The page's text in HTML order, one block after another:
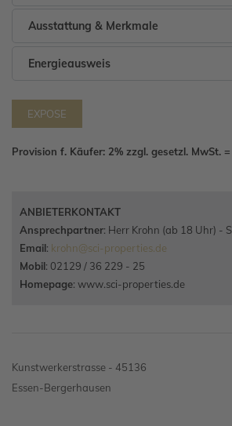
Ausstattung & Merkmale
Energieausweis
EXPOSE
Provision f. Käufer: 2% zzgl. gesetzl. MwSt.
ANBIETERKONTAKT
Ansprechpartner: Herr Krohn (ab 18 Uhr) -
Email: krohn@sci-properties.de
Mobil: 02129 / 36 229 - 25
Homepage: www.sci-properties.de
Kunstwerkerstrasse - 45136
Essen-Bergerhausen